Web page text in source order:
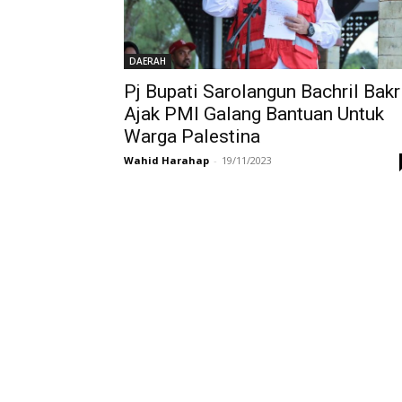
DAERAH
Pj Bupati Sarolangun Bachril
Ajak PMI Galang Bantuan Untuk
Warga Palestina
Wahid Harahap - 19/11/2023